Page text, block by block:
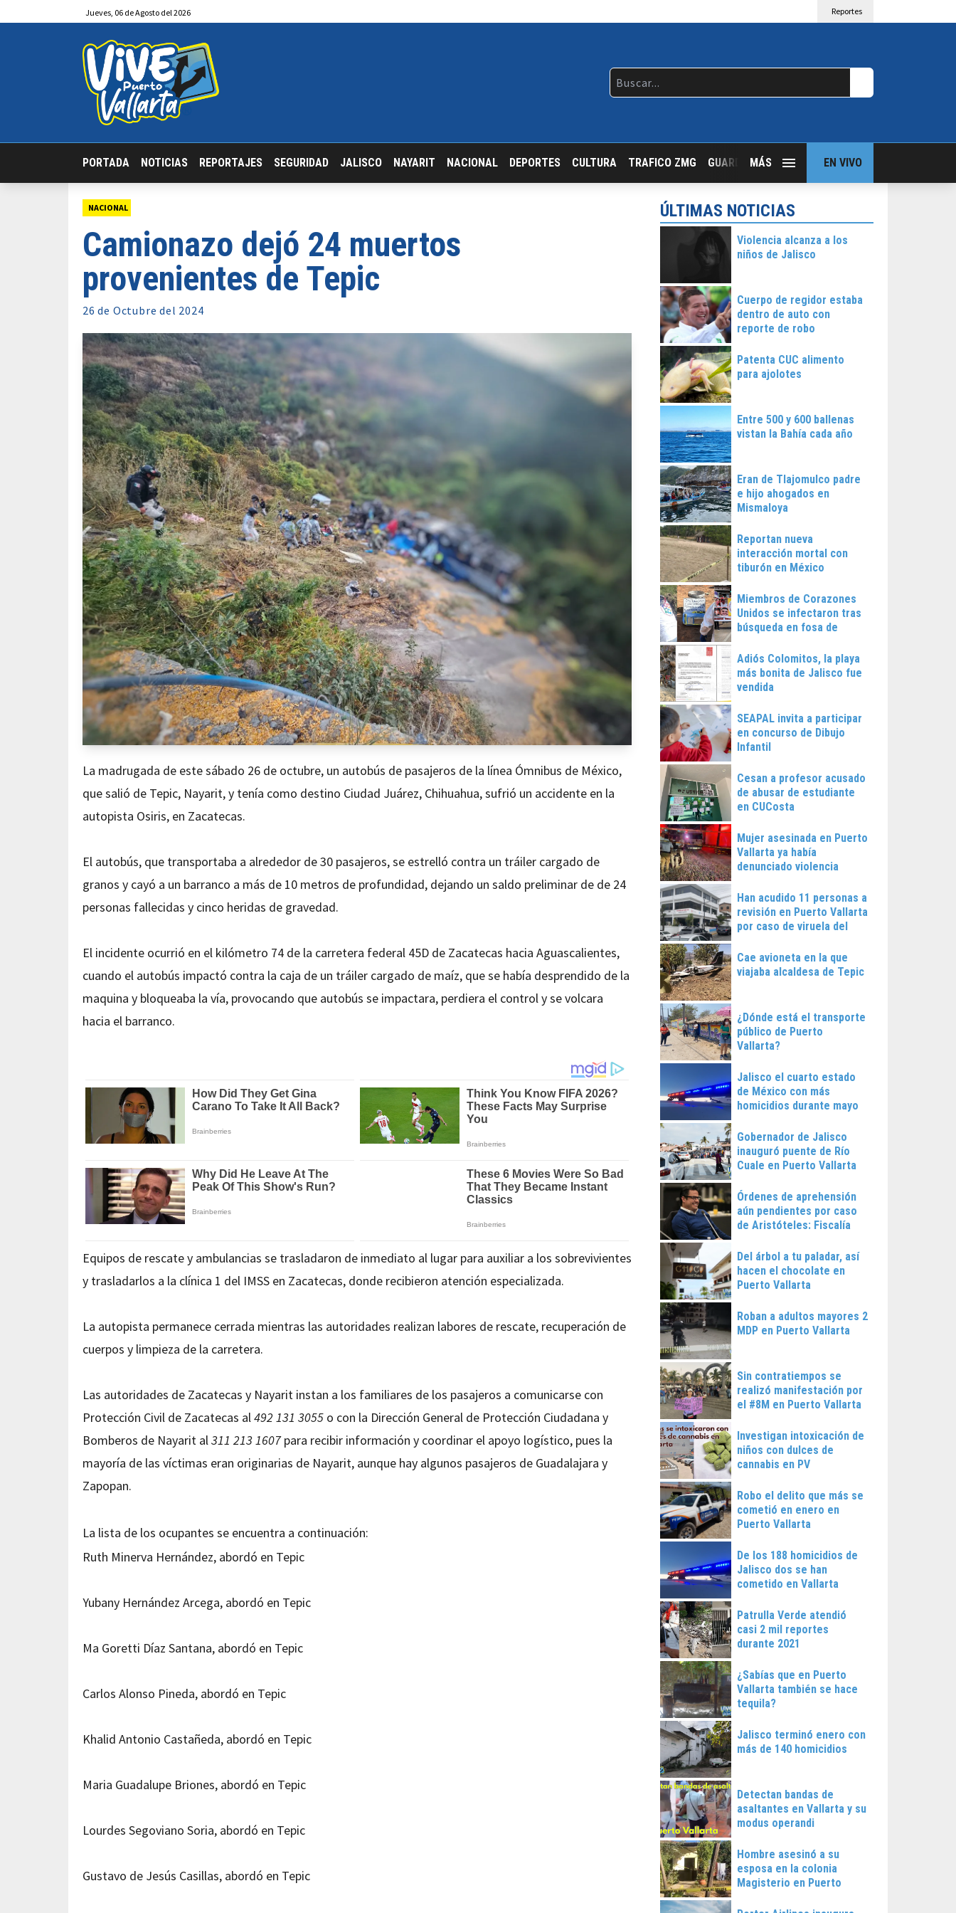
Jueves, 06 deAgosto del 2026 Reportes
PORTADA NOTICIAS REPORTAJES SEGURIDAD JALISCO NAYARIT NACIONAL DEPORTES CULTURA TRAFICO ZMG GUARDIA NOCTURNA GUADALAJARA FOLLOW
MÁS EN VIVO
NACIONAL
Camionazo dejó 24 muertos
provenientes de Tepic
26 de Octubre del 2024
La madrugada de este sábado 26 de octubre, un autobús de pasajeros de la línea Ómnibus de México,
que salió de Tepic, Nayarit, y tenía como destino Ciudad Juárez, Chihuahua, sufrió un accidente en la
autopista Osiris, en Zacatecas.
El autobús, que transportaba a alrededor de 30 pasajeros, se estrelló contra un tráiler cargado de
granos y cayó a un barranco a más de 10 metros de profundidad, dejando un saldo preliminar de de 24
personas fallecidas y cinco heridas de gravedad.
El incidente ocurrió en el kilómetro 74 de la carretera federal 45D de Zacatecas hacia Aguascalientes,
cuando el autobús impactó contra la caja de un tráiler cargado de maíz, que se había desprendido de la
maquina y bloqueaba la vía, provocando que autobús se impactara, perdiera el control y se volcara
hacia el barranco.
Equipos de rescate y ambulancias se trasladaron de inmediato al lugar para auxiliar a los sobrevivientes
y trasladarlos a la clínica 1 del IMSS en Zacatecas, donde recibieron atención especializada.
La autopista permanece cerrada mientras las autoridades realizan labores de rescate, recuperación de
cuerpos y limpieza de la carretera.
Las autoridades de Zacatecas y Nayarit instan a los familiares de los pasajeros a comunicarse con
Protección Civil de Zacatecas al492 131 3055 o con la Dirección General de Protección Ciudadana y
Bomberos de Nayarit al311 213 1607para recibir información y coordinar el apoyo logístico, pues la
mayoría de las víctimas eran originarias de Nayarit, aunque hay algunos pasajeros de Guadalajara y
Zapopan.
La lista de los ocupantes se encuentra a continuación:
Ruth Minerva Hernández, abordó en Tepic
Yubany Hernández Arcega, abordó en Tepic
Ma Goretti Díaz Santana, abordó en Tepic
Carlos Alonso Pineda, abordó en Tepic
Khalid Antonio Castañeda, abordó en Tepic
Maria Guadalupe Briones, abordó en Tepic
Lourdes Segoviano Soria, abordó en Tepic
Gustavo de Jesús Casillas, abordó en Tepic
ÚLTIMAS NOTICIAS
Violencia alcanza a los
niños de Jalisco
Cuerpo de regidor estaba
dentro de auto con
reporte de robo
Patenta CUC alimento
para ajolotes
Entre 500 y 600 ballenas
vistan la Bahía cada año
Eran de Tlajomulco padre
e hijo ahogados en
Mismaloya
Reportan nueva
interacción mortal con
tiburón en México
Miembros de Corazones
Unidos se infectaron tras
búsqueda en fosa de
Adiós Colomitos, la playa
más bonita de Jalisco fue
vendida
SEAPAL invita a participar
en concurso de Dibujo
Infantil
Cesan a profesor acusado
de abusar de estudiante
en CUCosta
Mujer asesinada en Puerto
Vallarta ya había
denunciado violencia
Han acudido 11 personas a
revisión en Puerto Vallarta
por caso de viruela del
Cae avioneta en la que
viajaba alcaldesa de Tepic
¿Dónde está el transporte
público de Puerto
Vallarta?
Jalisco el cuarto estado
de México con más
homicidios durante mayo
Gobernador de Jalisco
inauguró puente de Río
Cuale en Puerto Vallarta
Órdenes de aprehensión
aún pendientes por caso
de Aristóteles: Fiscalía
Del árbol a tu paladar, así
hacen el chocolate en
Puerto Vallarta
Roban a adultos mayores 2
MDP en Puerto Vallarta
Sin contratiempos se
realizó manifestación por
el #8M en Puerto Vallarta
Investigan intoxicación de
niños con dulces de
cannabis en PV
Robo el delito que más se
cometió en enero en
Puerto Vallarta
De los 188 homicidios de
Jalisco dos se han
cometido en Vallarta
Patrulla Verde atendió
casi 2 mil reportes
durante 2021
¿Sabías que en Puerto
Vallarta también se hace
tequila?
Jalisco terminó enero con
más de 140 homicidios
Detectan bandas de
asaltantes en Vallarta y su
modus operandi
Hombre asesinó a su
esposa en la colonia
Magisterio en Puerto